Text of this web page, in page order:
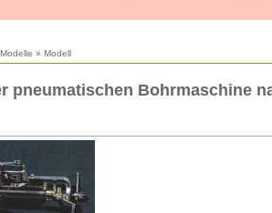
» Modell
pneumatischen Bohrmaschine